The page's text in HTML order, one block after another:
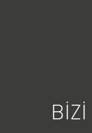
BIZI